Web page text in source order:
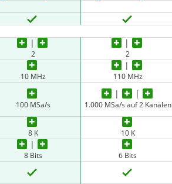
2 2
10 MHz 110 MHz
100 MSa/s 1.000 MSa/s auf 2 Kanälen
8 K 10 K
8 Bits 6 Bits